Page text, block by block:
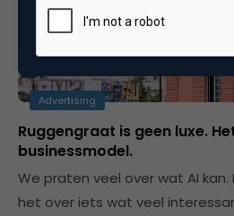
Advertising
Ruggengraat is geen luxe.
businessmodel.
We praten veel over wat AI
het over iets wat veel